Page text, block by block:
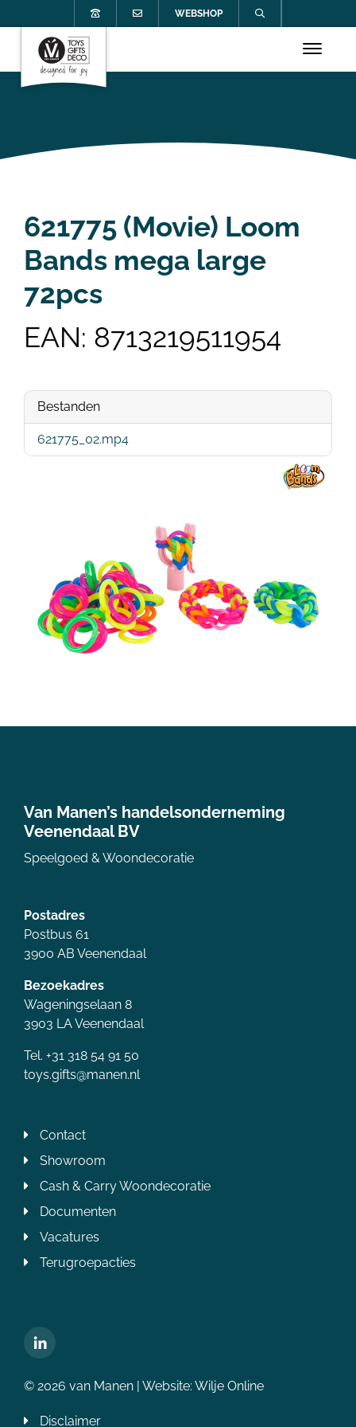
WEBSHOP
621775 (Movie) Loom
Bands mega large
72pcs
EAN: 8713219511954
Bestanden
621775_02.mp4
Van Manen’s handelsonderneming
Veenendaal BV
Speelgoed & Woondecoratie
Postadres
Postbus 61
3900 AB Veenendaal
Bezoekadres
Wageningselaan 8
3903 LA Veenendaal
Tel. +31 318 54 91 50
toys.gifts@manen.nl
Contact
Showroom
Cash & Carry Woondecoratie
Documenten
Vacatures
Terugroepacties
© 2026 van Manen | Website: Wilje Online
Disclaimer